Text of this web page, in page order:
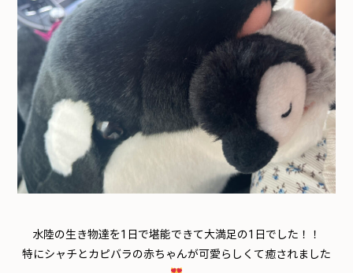
水陸の生き物達を1日で堪能できて大満足の1日でした！！
特にシャチとカピバラの赤ちゃんが可愛らしくて癒されました